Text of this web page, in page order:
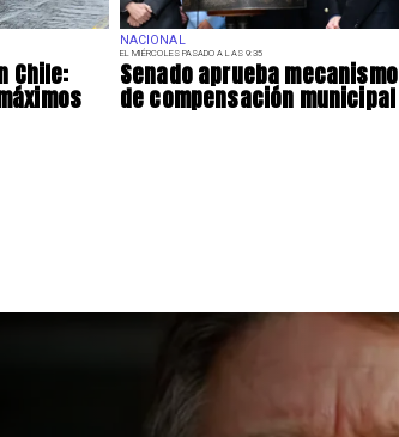
Chile:
NACIONAL
EL MIÉRCOLES PASADO A LAS 9:35
Senado aprueba mecanismo
de compensación municipal